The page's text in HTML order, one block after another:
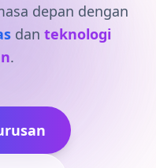
depan dengan
dan teknologi
.